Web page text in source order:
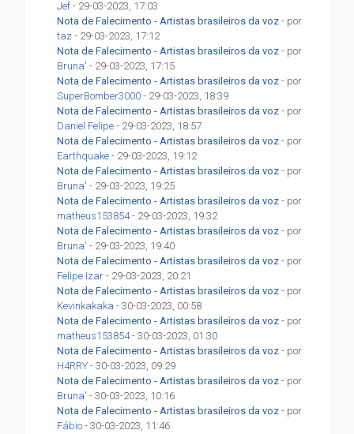
Jef - 29-03-2023, 17:03
Nota de Falecimento - Artistas brasileiros da voz - por
taz - 29-03-2023, 17:12
Nota de Falecimento - Artistas brasileiros da voz - por
Bruna' - 29-03-2023, 17:15
Nota de Falecimento - Artistas brasileiros da voz - por
SuperBomber3000 - 29-03-2023, 18:39
Nota de Falecimento - Artistas brasileiros da voz - por
Daniel Felipe - 29-03-2023, 18:57
Nota de Falecimento - Artistas brasileiros da voz - por
Earthquake - 29-03-2023, 19:12
Nota de Falecimento - Artistas brasileiros da voz - por
Bruna' - 29-03-2023, 19:25
Nota de Falecimento - Artistas brasileiros da voz - por
matheus153854- 29-03-2023, 19:32
Nota de Falecimento - Artistas brasileiros da voz - por
Bruna' - 29-03-2023, 19:40
Nota de Falecimento - Artistas brasileiros da voz - por
Felipe Izar - 29-03-2023, 20:21
Nota de Falecimento - Artistas brasileiros da voz - por
Kevinkakaka - 30-03-2023, 00:58
Nota de Falecimento - Artistas brasileiros da voz - por
matheus153854- 30-03-2023, 01:30
Nota de Falecimento - Artistas brasileiros da voz - por
H4RRY - 30-03-2023, 09:29
Nota de Falecimento - Artistas brasileiros da voz - por
Bruna' - 30-03-2023, 10:16
Nota de Falecimento - Artistas brasileiros da voz - por
Fábio - 30-03-2023, 11:46